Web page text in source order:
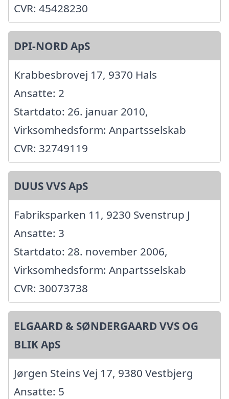
CVR: 45428230
DPI-NORD ApS
Krabbesbrovej 17, 9370 Hals
Ansatte: 2
Startdato: 26. januar 2010,
Virksomhedsform: Anpartsselskab
CVR: 32749119
DUUS VVS ApS
Fabriksparken 11, 9230 Svenstrup J
Ansatte: 3
Startdato: 28. november 2006,
Virksomhedsform: Anpartsselskab
CVR: 30073738
ELGAARD & SØNDERGAARD VVS OG
BLIK ApS
Jørgen Steins Vej 17, 9380 Vestbjerg
Ansatte: 5